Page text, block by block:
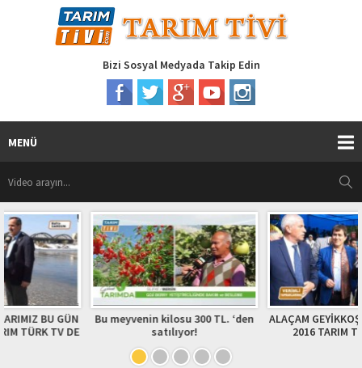
Bizi Sosyal Medyada Takip Edin
MENÜ
Bu meyvenin kilosu 300 TL. ‘den
satılıyor!
ALAÇAM GEYİKKOŞAN ŞENLİKLERİ
2016 TARIM TÜRK TV DE